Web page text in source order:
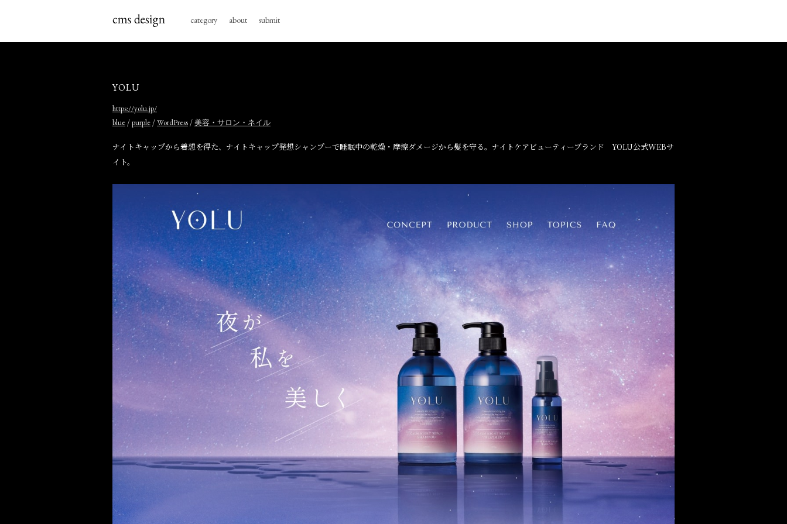
category about submit
YOLU
https://yolu.jp/
blue /purple /WordPress /美容・サロン・ネイル
ナイトキャップから着想を得た、ナイトキャップ発想シャンプーで睡眠中の乾燥・摩擦ダメージから髪を守る。ナイトケアビューティーブランド YOLU公式WEBサ
イト。